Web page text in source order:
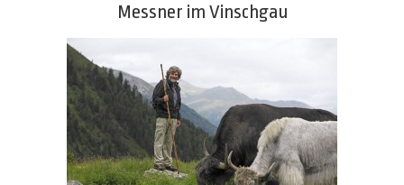
Messner im Vinschgau